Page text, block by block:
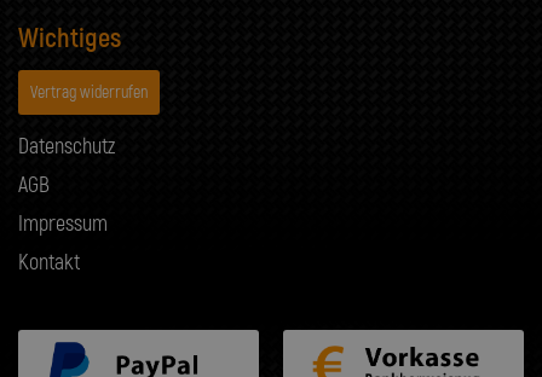
Wichtiges
Vertrag widerrufen
Datenschutz
AGB
Impressum
Kontakt